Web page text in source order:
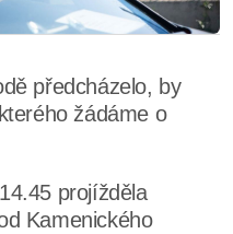
předcházelo, by
žádáme o
projížděla
Kamenického